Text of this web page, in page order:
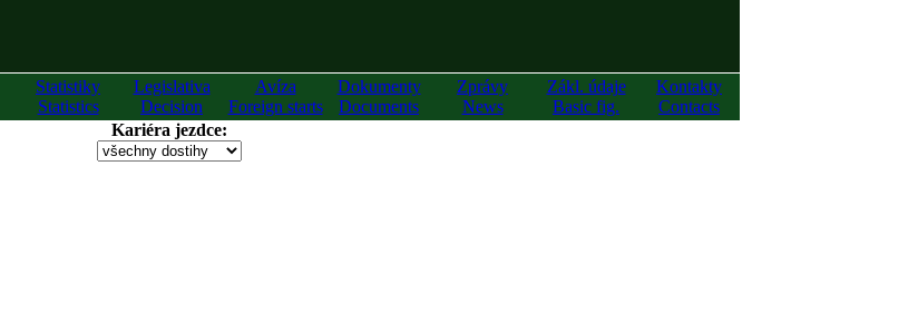
Statistiky
Statistics
Legislativa
Decision
Avíza
Foreign starts
Dokumenty
Documents
Zprávy
News
Zákl. údaje
Basic fig.
Kontakty
Contacts
Kariéra jezdce: